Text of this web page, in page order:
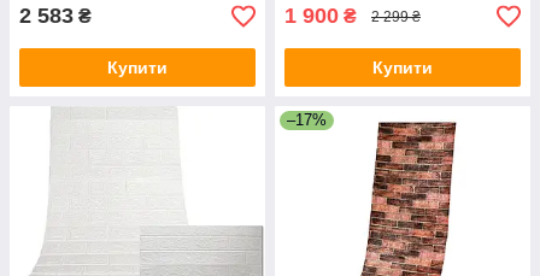
2 583 ₴
Купити
1 900 ₴ 2 299 ₴
Купити
–17%